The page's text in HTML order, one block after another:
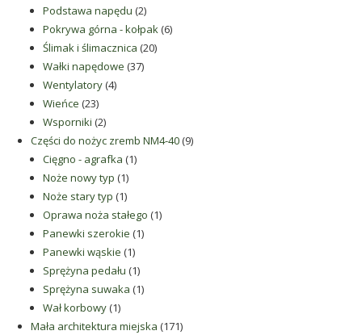
produktów
Podstawa napędu 22
produkty
Pokrywa górna - kołpak 66
Ślimak i ślimacznica 2020
Wałki napędowe 3737
Wentylatory 44
Wieńce 2323
produkty
Wsporniki 22
produkty
Części do nożyc zremb NM4-40 99
Cięgno - agrafka 11
Noże nowy typ 11
produkt
Noże stary typ 11
produkt
Oprawa noża stałego 11
Panewki szerokie 11
Panewki wąskie 11
produkt
Sprężyna pedału 11
produkt
Sprężyna suwaka 11
Wał korbowy 11
produkt
Mała architektura miejska 171171